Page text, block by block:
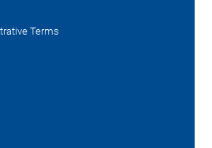
Terms